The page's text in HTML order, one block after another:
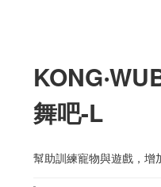
舞吧-L
幫助訓練寵物與遊戲，增